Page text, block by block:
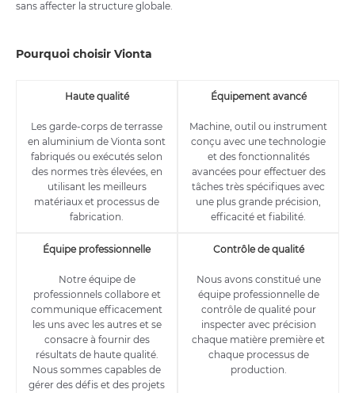
sans affecter la structure globale.
Pourquoi choisir Vionta
Haute qualité
Les garde-corps de terrasse
en aluminium de Vionta sont
fabriqués ou exécutés selon
des normes très élevées, en
utilisant les meilleurs
matériaux et processus de
fabrication.
Équipement avancé
Machine, outil ou instrument
conçu avec une technologie
et des fonctionnalités
avancées pour effectuer des
tâches très spécifiques avec
une plus grande précision,
efficacité et fiabilité.
Équipe professionnelle
Notre équipe de
professionnels collabore et
communique efficacement
les uns avec les autres et se
consacre à fournir des
résultats de haute qualité.
Nous sommes capables de
gérer des défis et des projets
Contrôle de qualité
Nous avons constitué une
équipe professionnelle de
contrôle de qualité pour
inspecter avec précision
chaque matière première et
chaque processus de
production.